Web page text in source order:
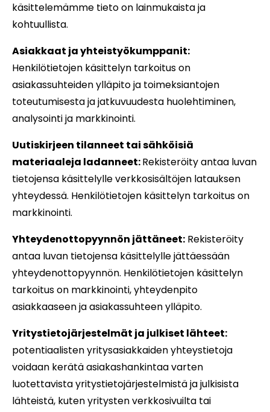
käsittelemämme tieto on lainmukaista ja
kohtuullista.
Asiakkaat ja yhteistyökumppanit:
Henkilötietojen käsittelyn tarkoitus on
asiakassuhteiden ylläpito ja toimeksiantojen
toteutumisesta ja jatkuvuudesta huolehtiminen,
analysointi ja markkinointi.
Uutiskirjeen tilanneet tai sähköisiä
materiaaleja ladanneet:Rekisteröity antaa luvan
tietojensa käsittelylle verkkosisältöjen latauksen
yhteydessä. Henkilötietojen käsittelyn tarkoitus on
markkinointi.
Yhteydenottopyynnön jättäneet: Rekisteröity
antaa luvan tietojensa käsittelylle jättäessään
yhteydenottopyynnön. Henkilötietojen käsittelyn
tarkoitus on markkinointi, yhteydenpito
asiakkaaseen ja asiakassuhteen ylläpito.
Yritystietojärjestelmät ja julkiset lähteet:
potentiaalistenyritysasiakkaiden yhteystietoja
voidaan kerätä asiakashankintaa varten
luotettavista yritystietojärjestelmistä ja julkisista
lähteistä, kuten yritysten verkkosivuilta tai